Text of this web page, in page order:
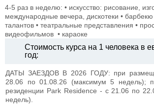
4-5 раз в неделю: • искусство: рисование,
международные вечера, дискотеки • барбекю
талантов • театральные представления •
видеофильмов • караоке
Стоимость курса на 1 человека в
год:
ДАТЫ ЗАЕЗДОВ В 2026 ГОДУ: при
28.06 по 01.08.26 (максимум 5 недель);
резиденции Park Residence - с 21.06 по
недель).